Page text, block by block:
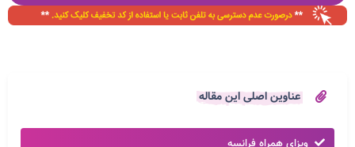
عناوین اصلی این مقاله
ویزای همراه فرانسه